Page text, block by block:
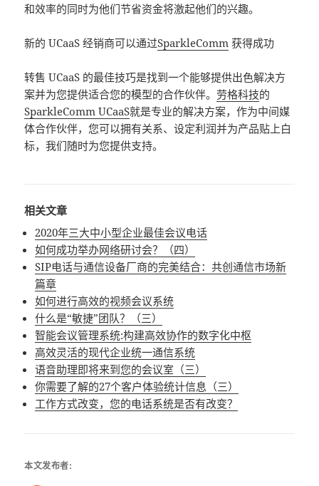
和效率的同时为他们节省资金将激起他们的兴趣。
新的 UCaaS 经销商可以通过SparkleComm 获得成功
转售 UCaaS 的最佳技巧是找到一个能够提供出色解决方
案并为您提供适合您的模型的合作伙伴。 劳格科技的
SparkleComm UCaaS就是专业的解决方案，作为中间媒
体合作伙伴，您可以拥有关系、设定利润并为产品贴上白
标，我们随时为您提供支持。
相关文章
2020年三大中小型企业最佳会议电话
如何成功举办网络研讨会？（四）
SIP电话与通信设备厂商的完美结合：共创通信市场新
篇章
如何进行高效的视频会议系统
什么是“敏捷”团队？（三）
智能会议管理系统:构建高效协作的数字化中枢
高效灵活的现代企业统一通信系统
语音助理即将来到您的会议室（三）
你需要了解的27个客户体验统计信息（三）
工作方式改变，您的电话系统是否有改变？
本文发布者: